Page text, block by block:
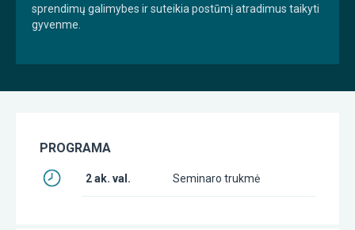
sprendimų galimybes ir suteikia postūmį atradimus taikyti
gyvenme.
PROGRAMA
2 ak. val. Seminaro trukmė